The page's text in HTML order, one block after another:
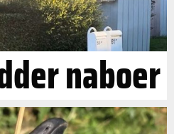
naboer